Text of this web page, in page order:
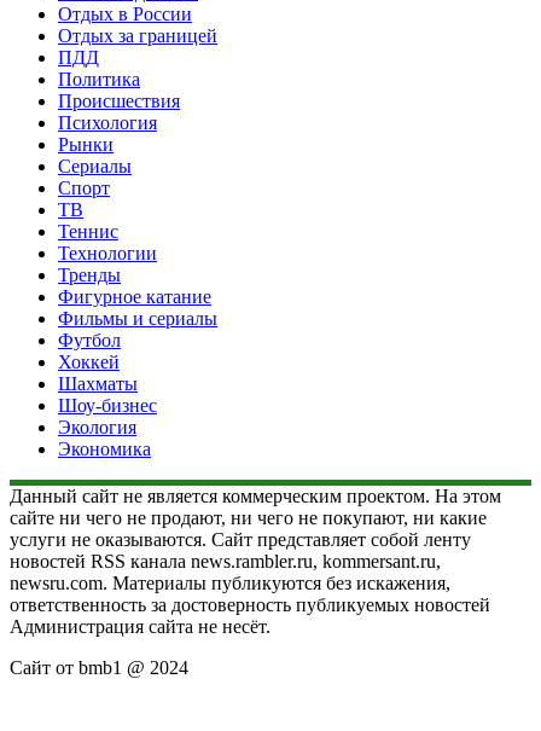
Отдых в России
Отдых за границей
ПДД
Политика
Происшествия
Психология
Рынки
Сериалы
Спорт
ТВ
Теннис
Технологии
Тренды
Фигурное катание
Фильмы и сериалы
Футбол
Хоккей
Шахматы
Шоу-бизнес
Экология
Экономика
Данный сайт не является коммерческим проектом. На этом
сайте ни чего не продают, ни чего не покупают, ни какие
услуги не оказываются. Сайт представляет собой ленту
новостей RSS канала news.rambler.ru, kommersant.ru,
newsru.com. Материалы публикуются без искажения,
ответственность за достоверность публикуемых новостей
Администрация сайта не несёт.
Сайт от bmb1 @ 2024